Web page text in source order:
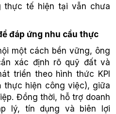
thực tế hiện tại vẫn chưa
đáp ứng nhu cầu thực
một cách bền vững, ông
xác định rõ quỹ đất và
triển theo hình thức KPI
thực hiện công việc), giữa
Đồng thời, hỗ trợ doanh
lý, tín dụng và biên lợi